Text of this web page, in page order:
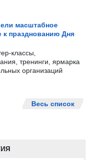
масштабное
к празднованию Дня
классы,
тренинги, ярмарка
организаций
Весь список